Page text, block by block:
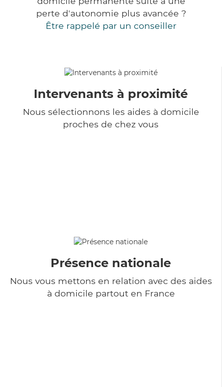
perte d'autonomie plus avancée ?
Être rappelé par un conseiller
Intervenants à proximité
Nous sélectionnons les aides à domicile
proches de chez vous
Présence nationale
Nous vous mettons en relation avec des aides
à domicile partout en France